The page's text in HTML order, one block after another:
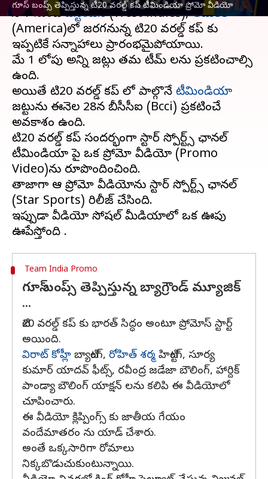
గూస్ బంప్స్ తెప్పిస్తున్న టీ20 వరల్డ్ కప్ టీమిండియా ప్రోమో వీడియో
జూన్ 1 నుంచివెస్టిండీస్(West indies),అమెరికా
(America)లో జరగనున్న టి20 వరల్డ్ కప్ కు
ఇప్పటికే సన్నాహాలు ప్రారంభమైపోయాయి.
మే 1 లోపు అన్ని జట్లు తమ టీమ్ లను ప్రకటించాల్సి
ఉంది.
అయితే టి20 వరల్డ్ కప్ లో పాల్గొనే టీమిండియా
జట్టును ఈనెల 28న బీసీసీఐ (Bcci) ప్రకటించే
అవకాశం ఉంది.
టి20 వరల్డ్ కప్ సందర్భంగా స్టార్ స్పోర్ట్స్ ఛానల్
టీమిండియా పై ఒక ప్రోమో వీడియో (Promo
Video)ను రూపొందించింది.
తాజాగా ఆ ప్రోమో వీడియోను స్టార్ స్పోర్ట్స్ ఛానల్
(Star Sports) రిలీజ్ చేసింది.
ఇప్పుడా వీడియో సోషల్ మీడియాలో ఒక ఊపు
Team India Promo
గూస్​ బంప్స్​ తెప్పిస్తున్న బ్యాగ్రౌండ్​ మ్యూజిక్​
...
టి20 వరల్డ్ కప్ కు భారత్ సిద్ధం అంటూ ప్రోమోస్ స్టార్ట్
అయింది.
విరాట్ కోహ్లీ బ్యాటింగ్, రోహిత్ శర్మ హిట్టింగ్, సూర్య
కుమార్ యాదవ్ ఫీట్స్, రవీంద్ర జడేజా బౌలింగ్, హార్దిక్
పాండ్యా బౌలింగ్ యాక్షన్ లను కలిపి ఈ వీడియోలో
చూపించారు.
ఈ వీడియో క్లిప్పింగ్స్ కు జాతీయ గేయం
వందేమాతరం ను యాడ్ చేశారు.
అంతే ఒక్కసారిగా రోమాలు
నిక్కబొడుచుకుంటున్నాయి.